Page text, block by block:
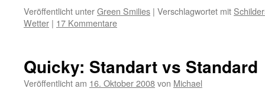
Veröffentlicht unterGreen Smilies | Verschlagwortet mit
Wetter | 17 Kommentare
Quicky: Standart vs Standard
Veröffentlicht am 16. Oktober 2008von Michael